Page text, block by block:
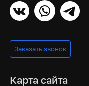
Заказать звонок
Карта сайта